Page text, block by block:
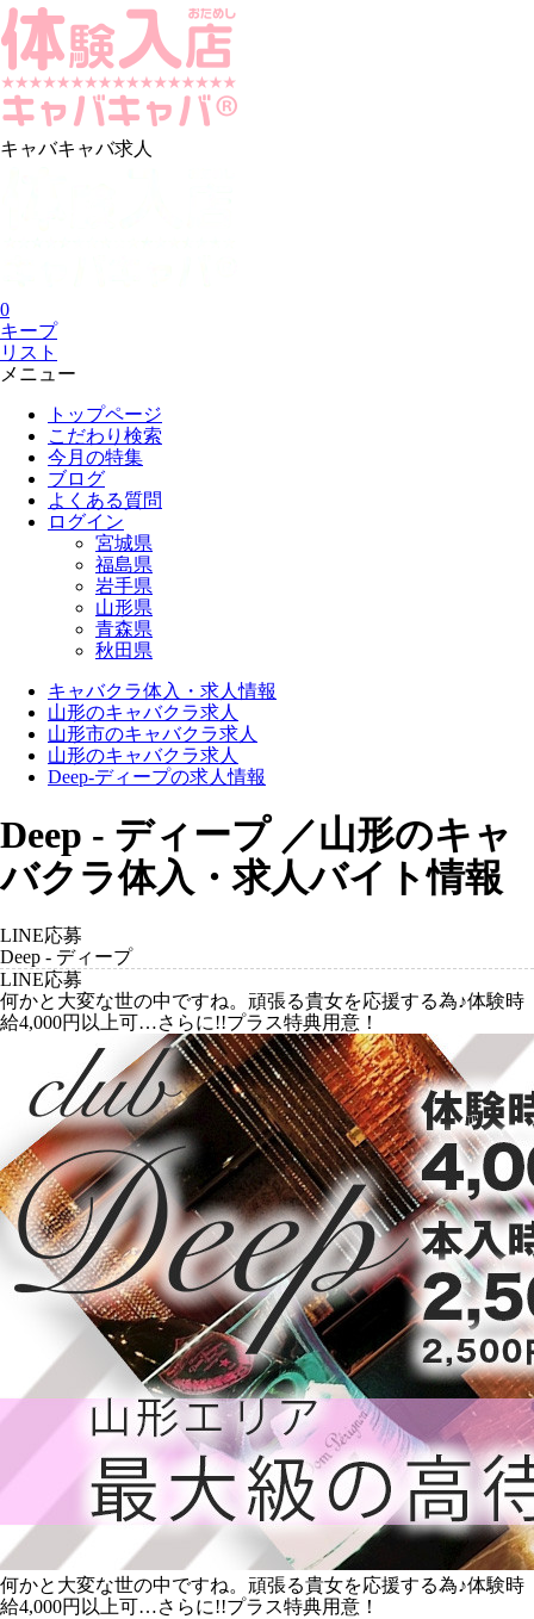
キャバキャバ求人
0
キープ
リスト
メニュー
トップページ
こだわり検索
今月の特集
ブログ
よくある質問
ログイン
宮城県
福島県
岩手県
山形県
青森県
秋田県
キャバクラ体入・求人情報
山形のキャバクラ求人
山形市のキャバクラ求人
山形のキャバクラ求人
Deep-ディープの求人情報
Deep - ディープ ／山形のキャ
バクラ体入・求人バイト情報
LINE応募
Deep - ディープ
LINE応募
何かと大変な世の中ですね。頑張る貴女を応援する為♪体験時
給4,000円以上可…さらに!!プラス特典用意！
何かと大変な世の中ですね。頑張る貴女を応援する為♪体験時
給4,000円以上可…さらに!!プラス特典用意！